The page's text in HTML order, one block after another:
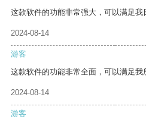
这款软件的功能非常强大，可以满足我
2024-08-14
游客
这款软件的功能非常全面，可以满足我
2024-08-14
游客